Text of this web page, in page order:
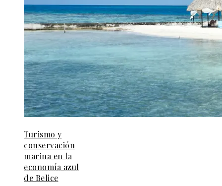
Turismo y
conservación
marina en la
economía azul
de Belice